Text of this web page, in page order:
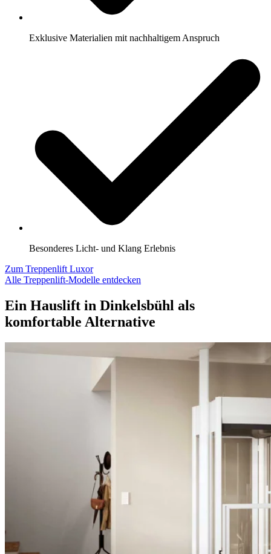
Exklusive Materialien mit nachhaltigem Anspruch
Besonderes Licht- und Klang Erlebnis
Zum Treppenlift Luxor
Alle Treppenlift-Modelle entdecken
Ein Hauslift in Dinkelsbühl als
komfortable Alternative